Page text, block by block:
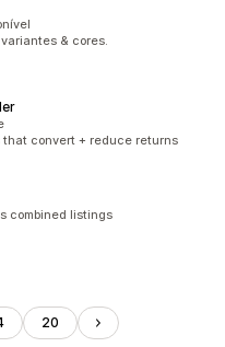
& cores.
convert + reduce returns
combined listings
20